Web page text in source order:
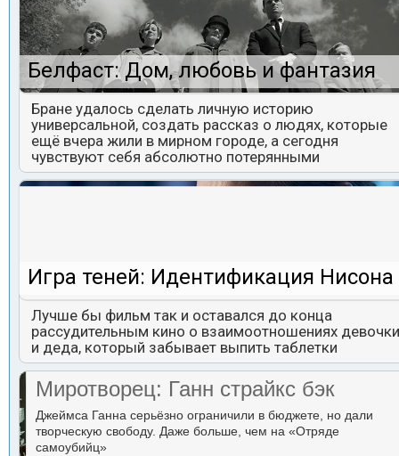
Белфаст: Дом, любовь и фантазия
Бране удалось сделать личную историю
универсальной, создать рассказ о людях, которые
ещё вчера жили в мирном городе, а сегодня
чувствуют себя абсолютно потерянными
Игра теней: Идентификация Нисона
Лучше бы фильм так и оставался до конца
рассудительным кино о взаимоотношениях девочки
и деда, который забывает выпить таблетки
Миротворец: Ганн страйкс бэк
Джеймса Ганна серьёзно ограничили в бюджете, но дали
творческую свободу. Даже больше, чем на «Отряде
самоубийц»